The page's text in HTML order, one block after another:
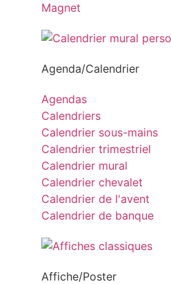
Magnet
Agenda/Calendrier
Agendas
Calendriers
Calendrier sous-mains
Calendrier trimestriel
Calendrier mural
Calendrier chevalet
Calendrier de l'avent
Calendrier de banque
Affiche/Poster